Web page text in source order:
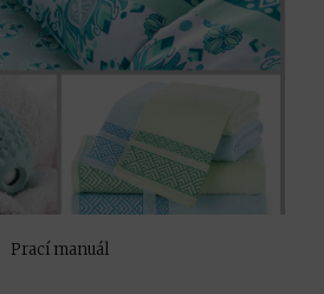
Prací manuál